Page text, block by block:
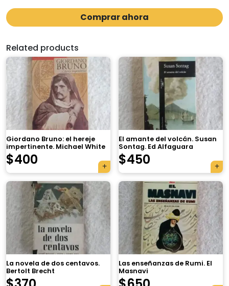
Comprar ahora
Related products
Giordano Bruno: el hereje
impertinente. Michael White
$400
El amante del volcán. Susan
Sontag. Ed Alfaguara
$450
La novela de dos centavos.
Bertolt Brecht
Las enseñanzas de Rumi. El
Masnavi
×
Tu carrito está vacío.